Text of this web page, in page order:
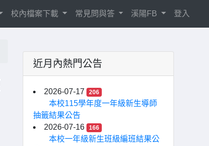
校內檔案下載 常見問與答 溪陽FB 登入
近月內熱門公告
2026-07-17 206
本校115學年度一年級新生導師
抽籤結果公告
2026-07-16
166
本校一年級新生班級編班結果公